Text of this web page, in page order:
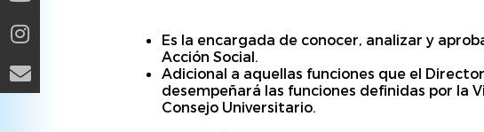
​​​​​Es la encargada de conocer, analizar y
Acción Social.
Adicional a aquellas funciones que el
desempeñará las funciones definidas por la
Consejo Universitario.